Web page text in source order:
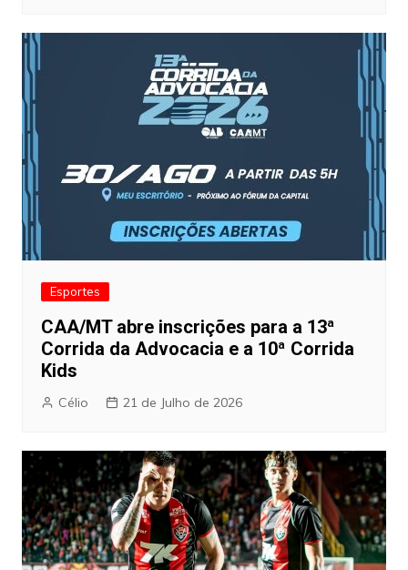
Esportes
CAA/MT abre inscrições para a 13ª
Corrida da Advocacia e a 10ª Corrida
Kids
Célio 21 de Julho de 2026